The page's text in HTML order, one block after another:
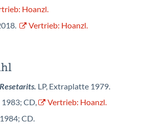
Hoanzl.
Vertrieb: Hoanzl.
LP, Extraplatte 1979.
1983; CD,
Vertrieb: Hoanzl.
CD.